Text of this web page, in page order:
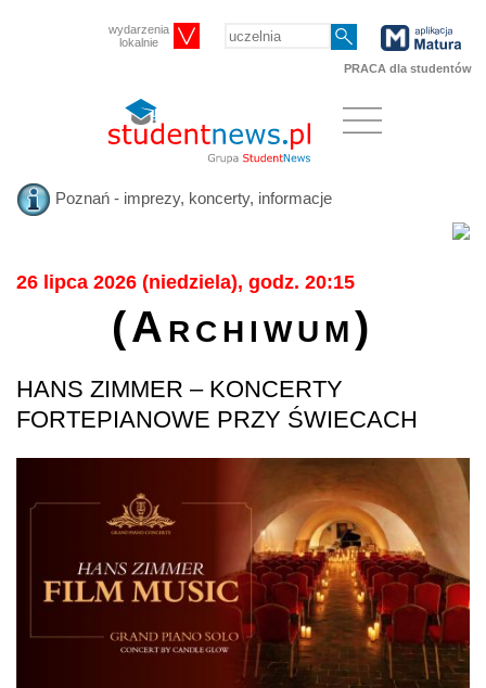
wydarzenia
lokalnie
PRACA dla studentów
Poznań - imprezy, koncerty, informacje
26 lipca 2026 (niedziela), godz. 20:15
(Archiwum)
HANS ZIMMER – KONCERTY
FORTEPIANOWE PRZY ŚWIECACH